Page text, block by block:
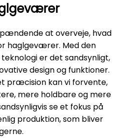
at overveje, hvad
haglgeværer. Med den
er det sandsynligt,
design og funktioner.
præcision kan vi forvente,
mere holdbare og mere
se et fokus på
produktion, som bliver